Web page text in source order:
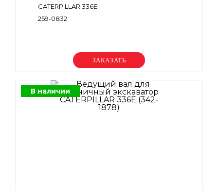
CATERPILLAR 336E
259-0832
Уточняйте цену
В наличии